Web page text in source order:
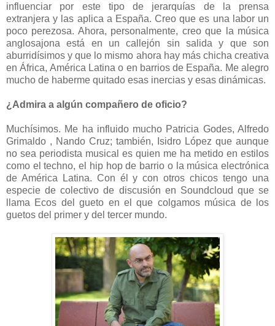
influenciar por este tipo de jerarquías de la prensa
extranjera y las aplica a España. Creo que es una labor un
poco perezosa. Ahora, personalmente, creo que la música
anglosajona está en un callejón sin salida y que son
aburridísimos y que lo mismo ahora hay más chicha creativa
en África, América Latina o en barrios de España. Me alegro
mucho de haberme quitado esas inercias y esas dinámicas.
¿Admira a algún compañero de oficio?
Muchísimos. Me ha influido mucho Patricia Godes, Alfredo
Grimaldo , Nando Cruz; también, Isidro López que aunque
no sea periodista musical es quien me ha metido en estilos
como el techno, el hip hop de barrio o la música electrónica
de América Latina. Con él y con otros chicos tengo una
especie de colectivo de discusión en Soundcloud que se
llama Ecos del gueto en el que colgamos música de los
guetos del primer y del tercer mundo.